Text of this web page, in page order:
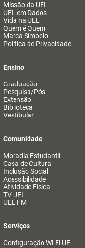
Missão da UEL
UEL em Dados
Vida na UEL
Quem é Quem
Marca Símbolo
Política de Privacidade
Ensino
Graduação
Pesquisa/Pós
Extensão
Biblioteca
Vestibular
Comunidade
Moradia Estudantil
Casa de Cultura
Inclusão Social
Acessibilidade
Atividade Física
TV UEL
UEL FM
Serviços
Configuração Wi-Fi UEL